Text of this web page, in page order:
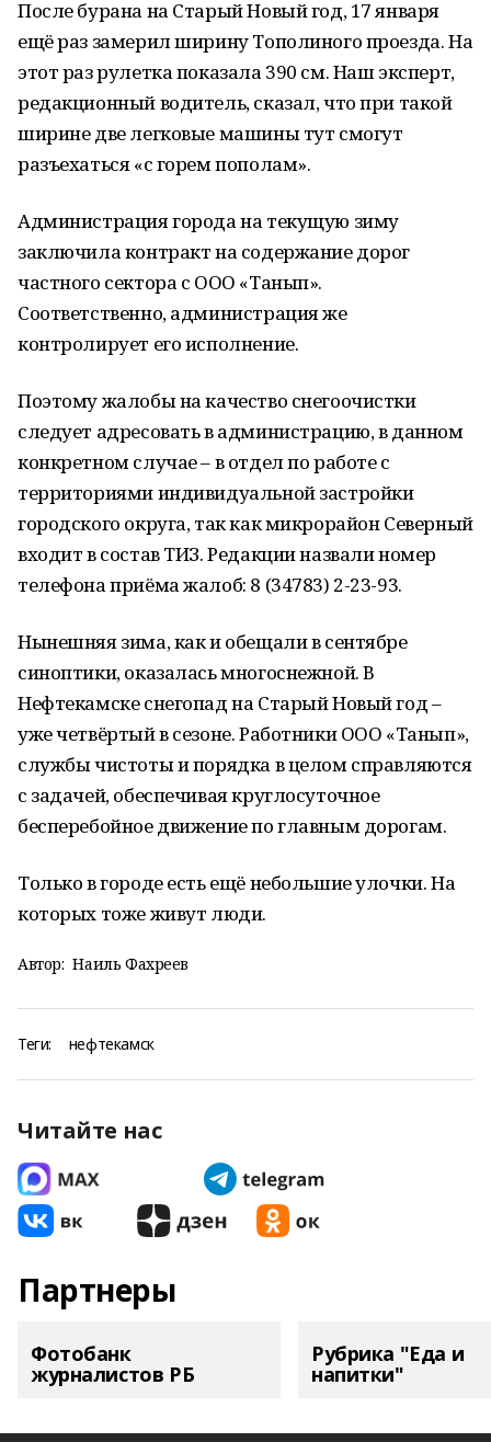
После бурана на Старый Новый год, 17 января
ещё раз замерил ширину Тополиного проезда. На
этот раз рулетка показала 390 см. Наш эксперт,
редакционный водитель, сказал, что при такой
ширине две легковые машины тут смогут
разъехаться «с горем пополам».
Администрация города на текущую зиму
заключила контракт на содержание дорог
частного сектора с ООО «Танып».
Соответственно, администрация же
контролирует его исполнение.
Поэтому жалобы на качество снегоочистки
следует адресовать в администрацию, в данном
конкретном случае – в отдел по работе с
территориями индивидуальной застройки
городского округа, так как микрорайон Северный
входит в состав ТИЗ. Редакции назвали номер
телефона приёма жалоб: 8 (34783) 2-23-93.
Нынешняя зима, как и обещали в сентябре
синоптики, оказалась многоснежной. В
Нефтекамске снегопад на Старый Новый год –
уже четвёртый в сезоне. Работники ООО «Танып»,
службы чистоты и порядка в целом справляются
с задачей, обеспечивая круглосуточное
бесперебойное движение по главным дорогам.
Только в городе есть ещё небольшие улочки. На
которых тоже живут люди.
Автор: Наиль Фахреев
Теги: нефтекамск
Читайте нас
Партнеры
Фотобанк
журналистов РБ
Рубрика "Еда и
напитки"